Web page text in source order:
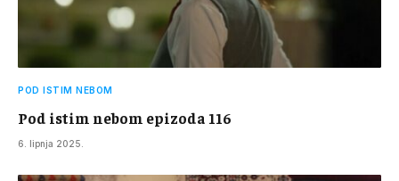
POD ISTIM NEBOM
Pod istim nebom epizoda 116
6. lipnja 2025.